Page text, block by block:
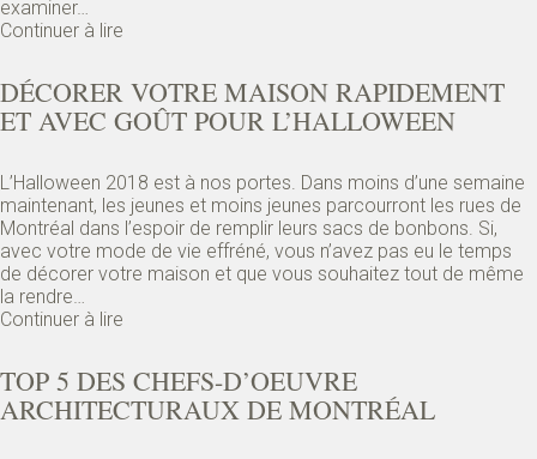
examiner…
Continuer à lire
DÉCORER VOTRE MAISON RAPIDEMENT
ET AVEC GOÛT POUR L’HALLOWEEN
L’Halloween 2018 est à nos portes. Dans moins d’une semaine
maintenant, les jeunes et moins jeunes parcourront les rues de
Montréal dans l’espoir de remplir leurs sacs de bonbons. Si,
avec votre mode de vie effréné, vous n’avez pas eu le temps
de décorer votre maison et que vous souhaitez tout de même
la rendre…
Continuer à lire
TOP 5 DES CHEFS-D’OEUVRE
ARCHITECTURAUX DE MONTRÉAL